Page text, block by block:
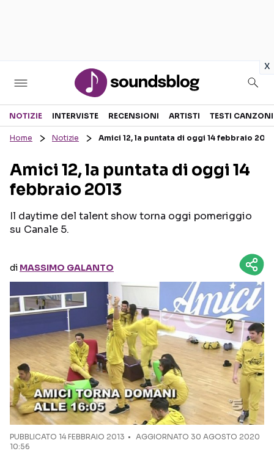
x
Sezioni
RECENSIONI MUSICALI
INTERVISTE
GOSSIP E CURIOSITÀ
TESTI CANZONI
TALENT SHOW
Seguici sui social
NOTIZIE INTERVISTE RECENSIONI ARTISTI TESTI CANZONI
Home Notizie Amici 12, la puntata di oggi 14 febbraio 2013
Amici 12, la puntata di oggi 14
febbraio 2013
Il daytime del talent show torna oggi pomeriggio
su Canale 5.
di MASSIMO GALANTO
PUBBLICATO 14 FEBBRAIO 2013
AGGIORNATO 30 AGOSTO 2020
10:56